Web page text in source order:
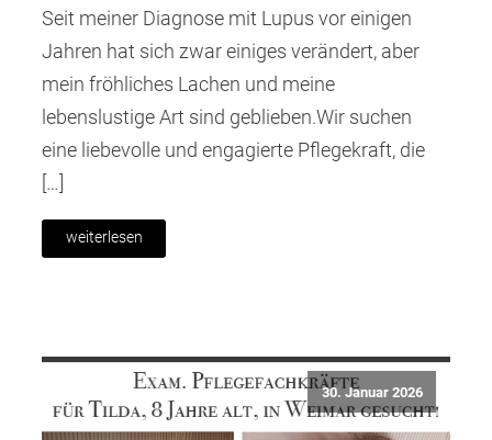
Seit meiner Diagnose mit Lupus vor einigen
Jahren hat sich zwar einiges verändert, aber
mein fröhliches Lachen und meine
lebenslustige Art sind geblieben.Wir suchen
eine liebevolle und engagierte Pflegekraft, die
[…]
weiterlesen
30. Januar 2026